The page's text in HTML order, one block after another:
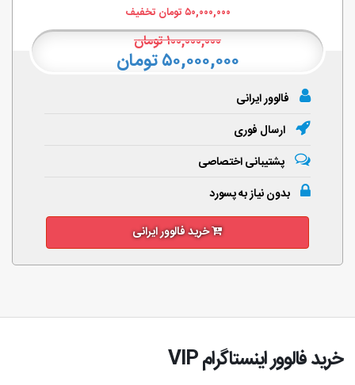
۵۰,۰۰۰,۰۰۰تومان تخفیف
۱۰۰,۰۰۰,۰۰۰تومان
۵۰,۰۰۰,۰۰۰ تومان
فالوور ایرانی
ارسال فوری
پشتیبانی اختصاصی
بدون نیاز به پسورد
خرید فالوور ایرانی
خرید فالوور اینستاگرام VIP